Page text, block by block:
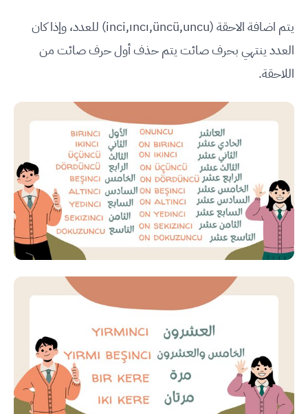
يتم اضافة الاحقة (inci,ıncı,üncü,uncu) للعدد، وإذا كان
العدد ينتهي بحرف صائت يتم حذف أول حرف صائت من
اللاحقة.